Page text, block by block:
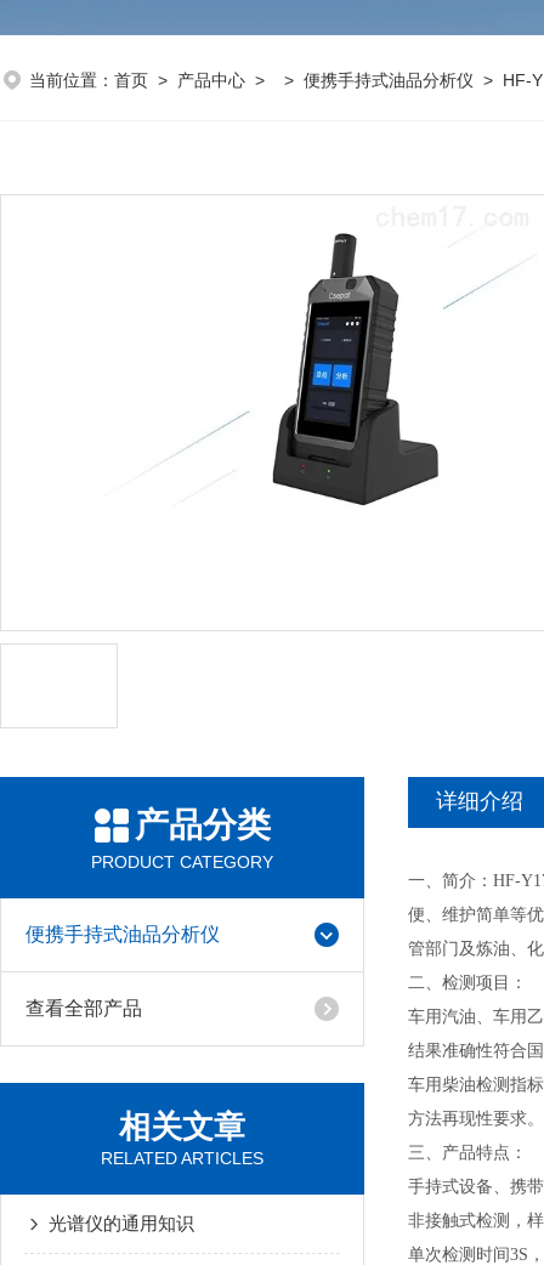
当前位置： 首页 > 产品中心 > > 便携手持式油品分析仪 > HF-
产品分类
PRODUCT CATEGORY
便携手持式油品分析仪
查看全部产品
相关文章
RELATED ARTICLES
光谱仪的通用知识
详细介绍
一、简介：HF-
便、维护简单等
管部门及炼油、
二、检测项目：
车用汽油、车用
结果准确性符合
车用柴油检测指
方法再现性要求。
三、产品特点：
手持式设备、携
非接触式检测，
单次检测时间3S